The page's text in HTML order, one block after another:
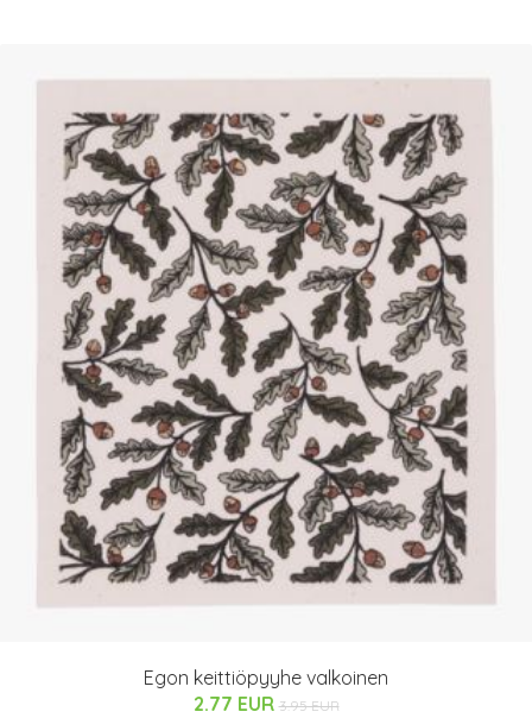
Egon keittiöpyyhe valkoinen
2.77 EUR 3.95 EUR